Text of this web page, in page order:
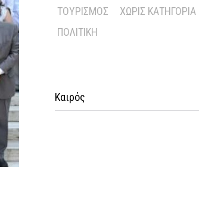
ΤΟΥΡΙΣΜΌΣ
ΧΩΡΊΣ ΚΑΤΗΓΟΡΊΑ
ΠΟΛΙΤΙΚΉ
Καιρός